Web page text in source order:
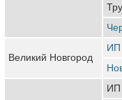
Великий Новгород
ИП
ИП